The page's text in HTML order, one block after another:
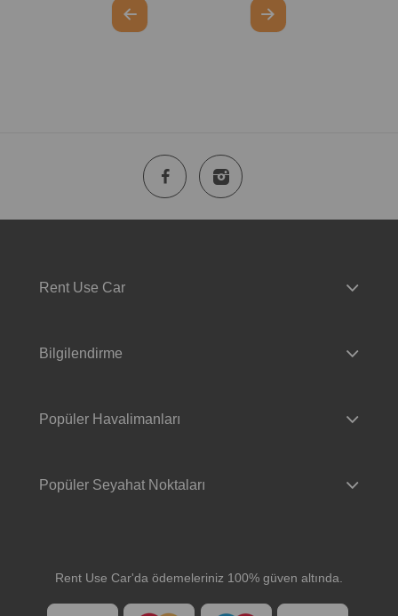
Rent Use Car
Bilgilendirme
Popüler Havalimanları
Popüler Seyahat Noktaları
Rent Use Car'da ödemeleriniz 100% güven altında.